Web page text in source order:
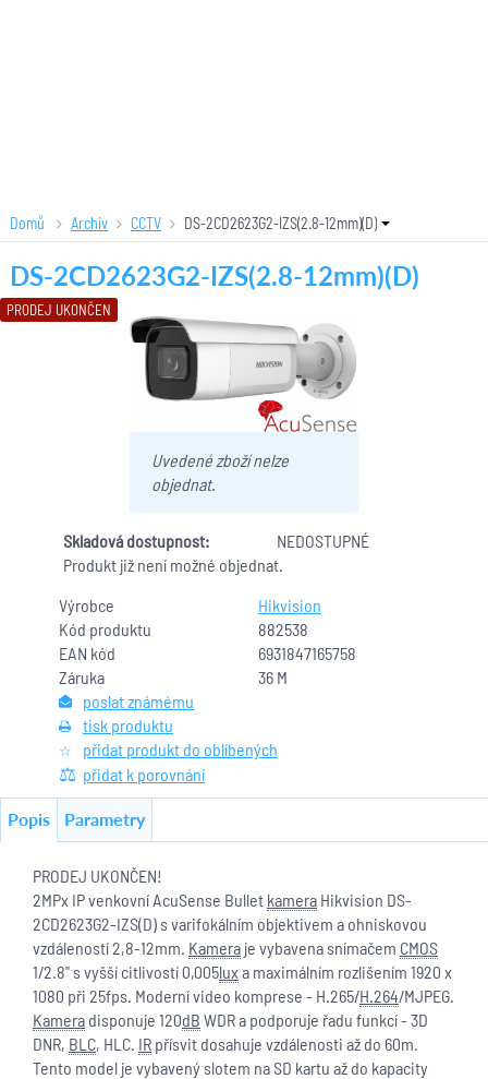
Domů Archiv CCTV DS-2CD2623G2-IZS(2.8-12mm)(D)
PRODEJ UKONČEN
DS-2CD2623G2-IZS(2.8-12mm)(D)
Výrobce
Hikvision
Kód produktu
882538
EAN kód
6931847165758
Záruka
36 M
poslat známému
tisk produktu
přidat produkt do oblíbených
přidat k porovnání
Uvedené zboží nelze
objednat.
Skladová dostupnost:
NEDOSTUPNÉ
Produkt již není možné objednat.
Popis Parametry
PRODEJ UKONČEN!
2MPx IP venkovní AcuSense Bullet kamera Hikvision DS-
2CD2623G2-IZS(D) s varifokálním objektivem a ohniskovou
vzdáleností 2,8-12mm. Kamera je vybavena snímačem CMOS
1/2.8" s vyšší citlivostí 0,005luxa maximálním rozlišením 1920 x
1080 při 25fps. Moderní video komprese - H.265/H.264/MJPEG.
Kamera disponuje 120dB WDR a podporuje řadu funkcí - 3D
DNR, BLC, HLC. IR přísvit dosahuje vzdálenosti až do 60m.
Tento model je vybavený slotem na SD kartu až do kapacity